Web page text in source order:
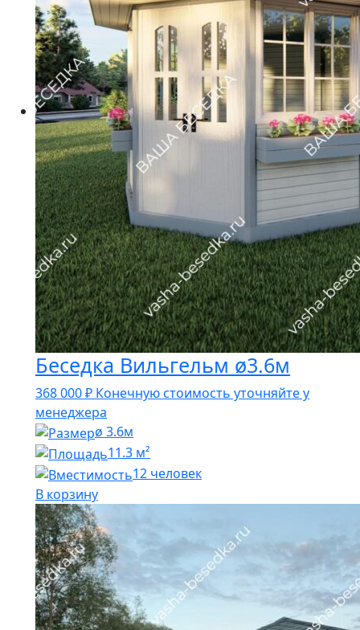
Беседка Вильгельм ø3.6м
368 000₽ Конечную стоимость уточняйте у
менеджера
ø 3.6м
11.3 м²
12 человек
В корзину